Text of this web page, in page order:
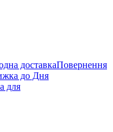
доставкаПовернення
до Дня
для